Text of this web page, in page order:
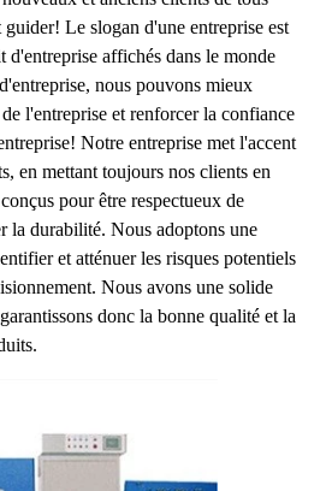
Le slogan d'une entreprise est
d'entreprise affichés dans le monde
nous pouvons mieux
l'entreprise et renforcer la confiance
Notre entreprise met l'accent
en mettant toujours nos clients en
pour être respectueux de
la durabilité. Nous adoptons une
et atténuer les risques potentiels
Nous avons une solide
donc la bonne qualité et la